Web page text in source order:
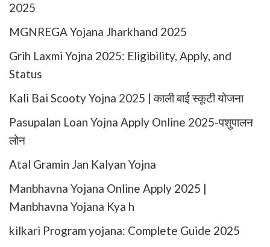
2025
MGNREGA Yojana Jharkhand 2025
Grih Laxmi Yojna 2025: Eligibility, Apply, and
Status
Kali Bai Scooty Yojna 2025 | काली बाई स्कूटी योजना
Pasupalan Loan Yojna Apply Online 2025-पशुपालन
लोन
Atal Gramin Jan Kalyan Yojna
Manbhavna Yojana Online Apply 2025 |
Manbhavna Yojana Kya h
kilkari Program yojana: Complete Guide 2025